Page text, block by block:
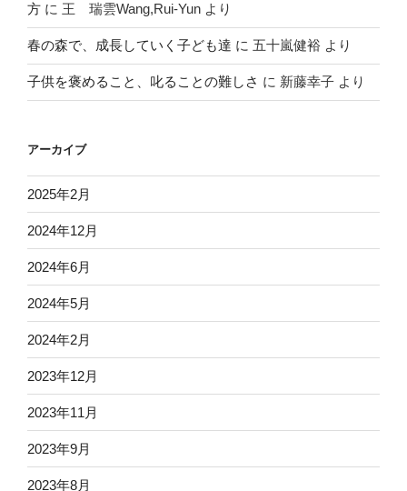
方 に 王 瑞雲Wang,Rui-Yun より
春の森で、成長していく子ども達 に 五十嵐健裕 より
子供を褒めること、叱ることの難しさ に 新藤幸子 より
アーカイブ
2025年2月
2024年12月
2024年6月
2024年5月
2024年2月
2023年12月
2023年11月
2023年9月
2023年8月